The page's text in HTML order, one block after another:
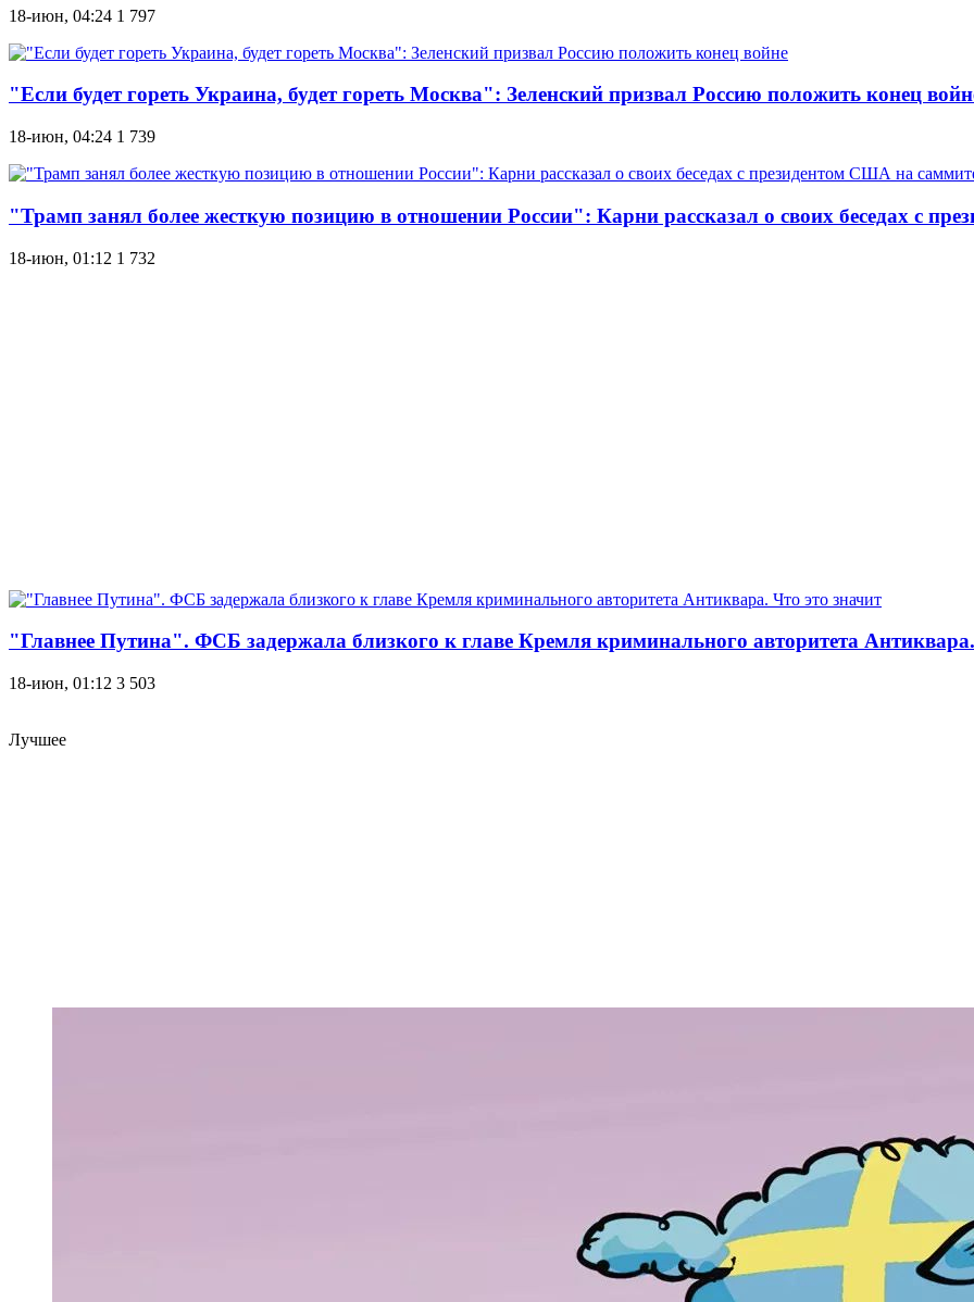
18-июн, 04:24 1 797
"Если будет гореть Украина, будет гореть Москва": Зеленский призвал Россию положить конец
18-июн, 04:24 1 739
"Трамп занял более жесткую позицию в отношении России": Карни рассказал о своих беседах с
18-июн, 01:12 1 732
"Главнее Путина". ФСБ задержала близкого к главе Кремля криминального авторитета
18-июн, 01:12 3 503
Лучшее